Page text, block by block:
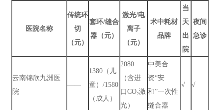
医院名称
传统环
切
（元）
套环/缝合
器（元）
激光/电
离子
（元）
术中耗材
品牌
当
天
出
院
夜间
急诊
云南锦欣九洲医
院
——
1380（儿
童）/1580
（成人）
2080
（含进
口CO₂激
光）
中美合
资“安
和”一次性
缝合器
√ √